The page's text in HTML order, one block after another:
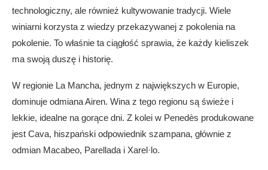
technologiczny, ale również kultywowanie tradycji. Wiele
winiarni korzysta z wiedzy przekazywanej z pokolenia na
pokolenie. To właśnie ta ciągłość sprawia, że każdy kieliszek
ma swoją duszę i historię.
W regionie La Mancha, jednym z największych w Europie,
dominuje odmiana Airen. Wina z tego regionu są świeże i
lekkie, idealne na gorące dni. Z kolei w Penedès produkowane
jest Cava, hiszpański odpowiednik szampana, głównie z
odmian Macabeo, Parellada i Xarel·lo.